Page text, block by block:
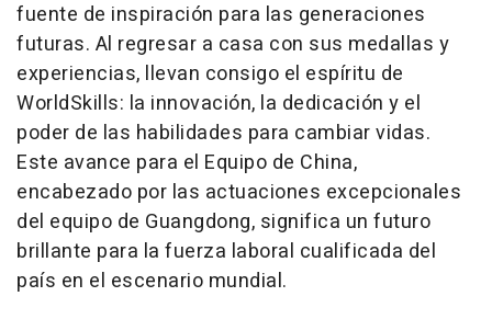
fuente de inspiración para las generaciones
futuras. Al regresar a casa con sus medallas y
experiencias, llevan consigo el espíritu de
WorldSkills: la innovación, la dedicación y el
poder de las habilidades para cambiar vidas.
Este avance para el Equipo de China,
encabezado por las actuaciones excepcionales
del equipo de Guangdong, significa un futuro
brillante para la fuerza laboral cualificada del
país en el escenario mundial.